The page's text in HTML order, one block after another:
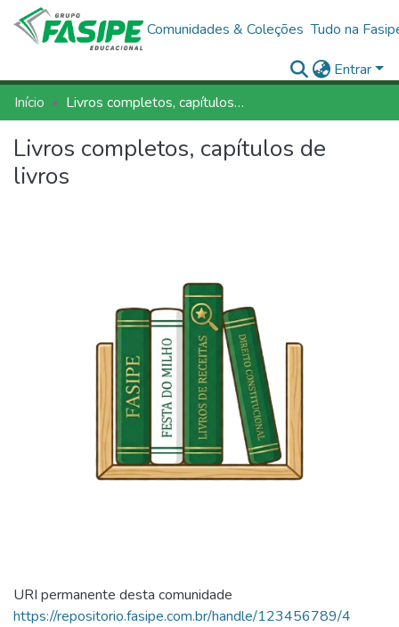
Comunidades & Coleções Tudo na
Entrar
Início
Livros completos, capítulos de livros
Livros completos, capítulos de
livros
URI permanente desta comunidade
https://repositorio.fasipe.com.br/handle/123456789/4